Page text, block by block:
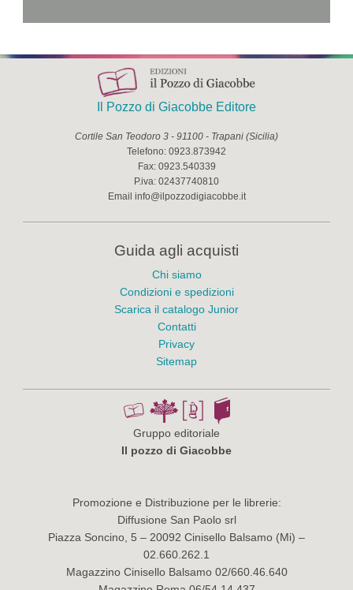
Il Pozzo di Giacobbe Editore
Cortile San Teodoro 3 - 91100 - Trapani (Sicilia)
Telefono: 0923.873942
Fax: 0923.540339
P.iva: 02437740810
Email info@ilpozzodigiacobbe.it
Guida agli acquisti
Chi siamo
Condizioni e spedizioni
Scarica il catalogo Junior
Contatti
Privacy
Sitemap
Gruppo editoriale
Il pozzo di Giacobbe
Promozione e Distribuzione per le librerie:
Diffusione San Paolo srl
Piazza Soncino, 5 – 20092 Cinisello Balsamo (Mi) –
02.660.262.1
Magazzino Cinisello Balsamo 02/660.46.640